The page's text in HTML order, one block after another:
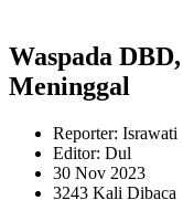
Waspada
Meninggal
Reporter: Israwati
Editor: Dul
30 Nov 2023
3243 Kali Dibaca